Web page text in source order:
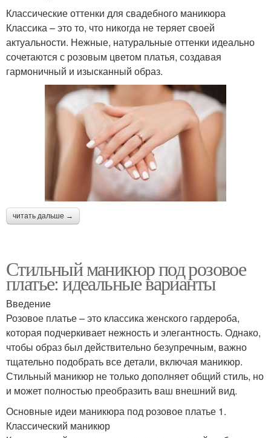
Классические оттенки для свадебного маникюра
Классика – это то, что никогда не теряет своей
актуальности. Нежные, натуральные оттенки идеально
сочетаются с розовым цветом платья, создавая
гармоничный и изысканный образ.
читать дальше →
Стильный маникюр под розовое
платье: идеальные варианты
Введение
Розовое платье – это классика женского гардероба,
которая подчеркивает нежность и элегантность. Однако,
чтобы образ был действительно безупречным, важно
тщательно подобрать все детали, включая маникюр.
Стильный маникюр не только дополняет общий стиль, но
и может полностью преобразить ваш внешний вид.
Основные идеи маникюра под розовое платье 1.
Классический маникюр